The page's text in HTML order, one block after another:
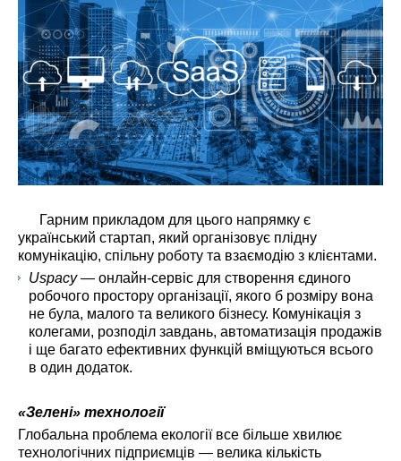
Гарним прикладом для цього напрямку є
український стартап, який організовує плідну
комунікацію, спільну роботу та взаємодію з клієнтами.
Uspacy— онлайн-сервіс для створення єдиного
робочого простору організації, якого б розміру вона
не була, малого та великого бізнесу. Комунікація з
колегами, розподіл завдань, автоматизація продажів
і ще багато ефективних функцій вміщуються всього
в один додаток.
«Зелені» технології
Глобальна проблема екології все більше хвилює
технологічних підприємців — велика кількість